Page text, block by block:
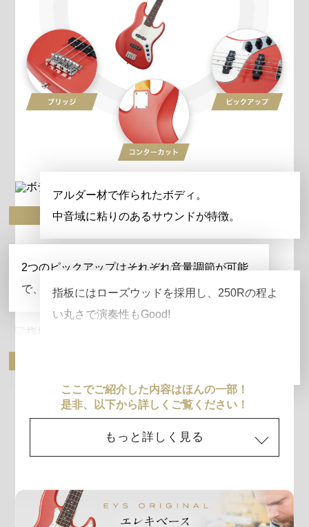
ボディ
アルダー材で作られたボディ。
中音域に粘りのあるサウンドが特徴。
ピックアップ
2つのピックアップはそれぞれ音量調節が可能
で、多彩な音作りを楽しめます。
指板にはローズウッドを採用し、250Rの程よ
い丸さで演奏性もGood!
ここでご紹介した内容はほんの一部！
是非、以下から詳しくご覧ください！
もっと詳しく見る